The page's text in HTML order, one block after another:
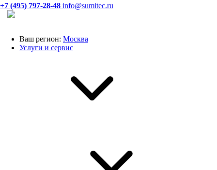
+7 (495) 797-28-48 info@sumitec.ru
Ваш регион: Москва
Услуги и сервис